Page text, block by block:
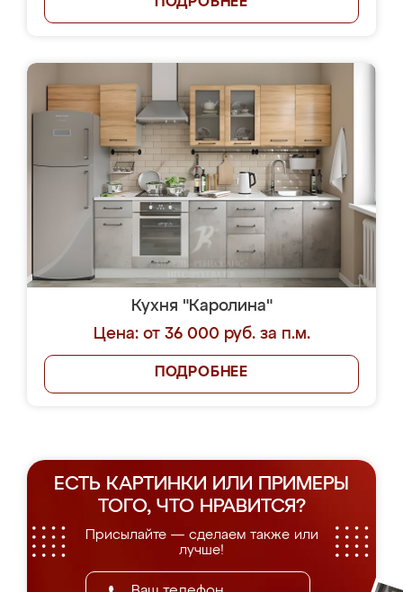
Кухня "Каролина"
Цена: от 36 000 руб. за п.м.
ПОДРОБНЕЕ
ЕСТЬ КАРТИНКИ ИЛИ ПРИМЕРЫ
ТОГО, ЧТО НРАВИТСЯ?
Присылайте — сделаем также или
лучше!